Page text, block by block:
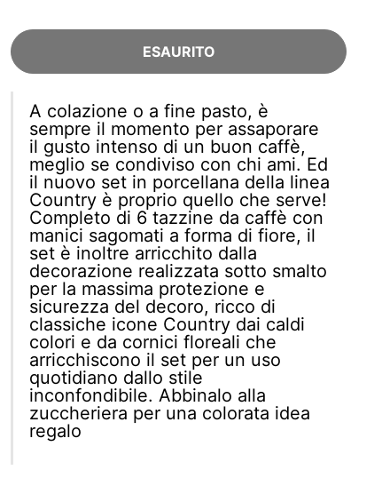
ESAURITO
A colazione o a fine pasto, è
sempre il momento per assaporare
il gusto intenso di un buon caffè,
meglio se condiviso con chi ami. Ed
il nuovo set in porcellana della linea
Country è proprio quello che serve!
Completo di 6 tazzine da caffè con
manici sagomati a forma di fiore, il
set è inoltre arricchito dalla
decorazione realizzata sotto smalto
per la massima protezione e
sicurezza del decoro, ricco di
classiche icone Country dai caldi
colori e da cornici floreali che
arricchiscono il set per un uso
quotidiano dallo stile
inconfondibile. Abbinalo alla
zuccheriera per una colorata idea
regalo